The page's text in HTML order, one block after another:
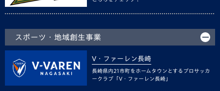
スポーツ・地域創生事業
V・ファーレン長崎
長崎県内21市町をホームタウンとするプロサッカ
ークラブ「V・ファーレン長崎」